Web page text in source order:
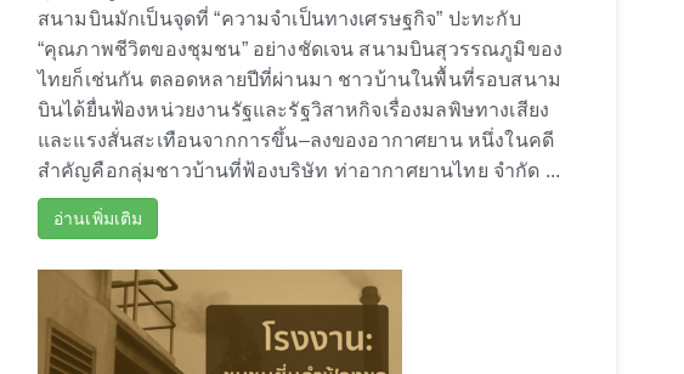
สนามบินมักเป็นจุดที่ “ความจำเป็นทางเศรษฐกิจ” ปะทะกับ
“คุณภาพชีวิตของชุมชน” อย่างชัดเจน สนามบินสุวรรณภูมิของ
ไทยก็เช่นกัน ตลอดหลายปีที่ผ่านมา ชาวบ้านในพื้นที่รอบสนาม
บินได้ยื่นฟ้องหน่วยงานรัฐและรัฐวิสาหกิจเรื่องมลพิษทางเสียง
และแรงสั่นสะเทือนจากการขึ้น–ลงของอากาศยาน หนึ่งในคดี
สำคัญคือกลุ่มชาวบ้านที่ฟ้องบริษัท ท่าอากาศยานไทย จำกัด ...
อ่านเพิ่มเติม